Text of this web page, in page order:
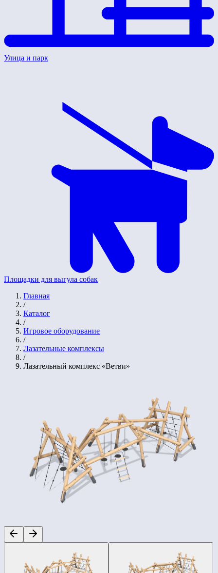
Улица и парк
Площадки для выгула собак
Главная
/
Каталог
/
Игровое оборудование
/
Лазательные комплексы
/
Лазательный комплекс «Ветви»